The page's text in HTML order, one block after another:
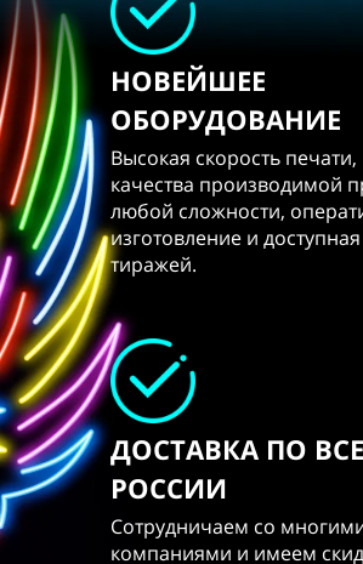
НОВЕЙШЕЕ
ОБОРУДОВАНИЕ
Высокая скорость
качества производимой
любой сложности,
изготовление и
тиражей.
ДОСТАВКА ПО
РОССИИ
Сотрудничаем со
компаниями и имеем